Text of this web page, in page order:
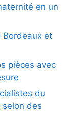
en un
Bordeaux et
pièces avec
du
selon des